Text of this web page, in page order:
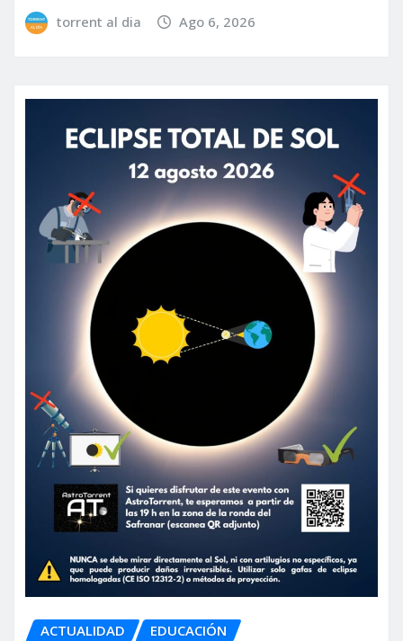
torrent al dia Ago 6, 2026
ACTUALIDAD EDUCACIÓN